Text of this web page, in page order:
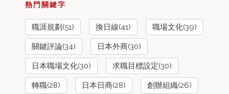
熱門關鍵字
職涯規劃(51) 換日線(41) 職場文化(39)
關鍵評論(34) 日本外商(30)
日本職場文化(30) 求職目標設定(30)
轉職(28) 日本日商(28) 創辦組織(26)